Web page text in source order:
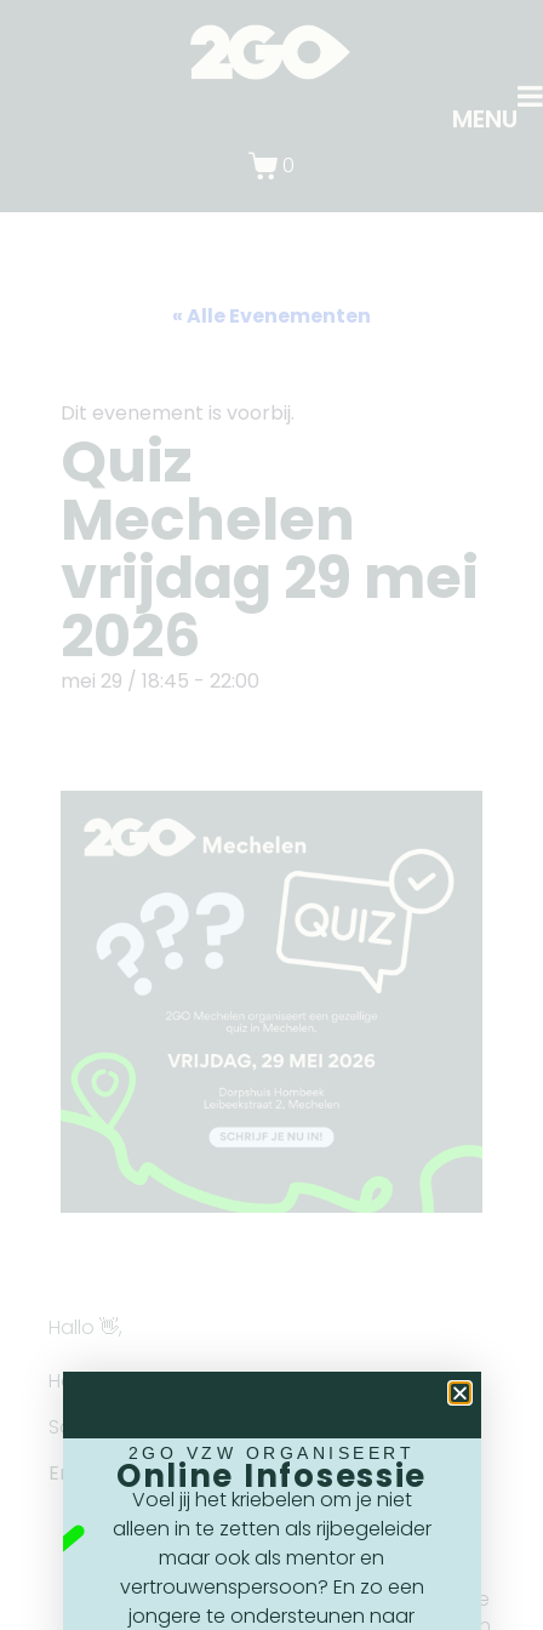
MENU
0
« Alle Evenementen
Dit evenement is voorbij.
Quiz
Mechelen
vrijdag 29 mei
2026
mei 29 / 18:45 - 22:00
Hallo 👋,
Hou jij van een goede Quiz?
Schrijf je dan vandaag nog in!
Enkele praktische zaken
18u45 deuren, om 19u30 vliegen we erin
1 tafel = max 5 personen
Kost = 25€ per tafel
Chipjes, kaas & salami komen zeker op de
2GO VZW ORGANISEERT
Online Infosessie
Voel jij het kriebelen om je niet
alleen in te zetten als rijbegeleider
maar ook als mentor en
vertrouwenspersoon? En zo een
jongere te ondersteunen naar